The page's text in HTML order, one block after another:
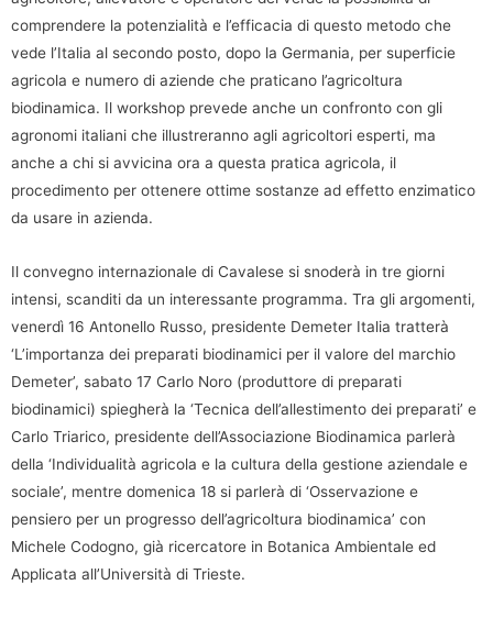
comprendere la potenzialità e l’efficacia di questo metodo che
vede l’Italia al secondo posto, dopo la Germania, per superficie
agricola e numero di aziende che praticano l’agricoltura
biodinamica. Il workshop prevede anche un confronto con gli
agronomi italiani che illustreranno agli agricoltori esperti, ma
anche a chi si avvicina ora a questa pratica agricola, il
procedimento per ottenere ottime sostanze ad effetto enzimatico
da usare in azienda.
Il convegno internazionale di Cavalese si snoderà in tre giorni
intensi, scanditi da un interessante programma. Tra gli argomenti,
venerdì 16 Antonello Russo, presidente Demeter Italia tratterà
‘L’importanza dei preparati biodinamici per il valore del marchio
Demeter’, sabato 17 Carlo Noro (produttore di preparati
biodinamici) spiegherà la ‘Tecnica dell’allestimento dei preparati’ e
Carlo Triarico, presidente dell’Associazione Biodinamica parlerà
della ‘Individualità agricola e la cultura della gestione aziendale e
sociale’, mentre domenica 18 si parlerà di ‘Osservazione e
pensiero per un progresso dell’agricoltura biodinamica’ con
Michele Codogno, già ricercatore in Botanica Ambientale ed
Applicata all’Università di Trieste.